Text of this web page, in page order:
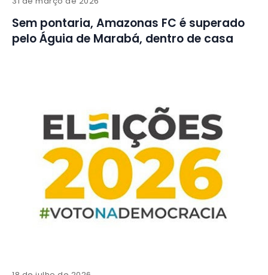
Sem pontaria, Amazonas FC é superado
pelo Águia de Marabá, dentro de casa